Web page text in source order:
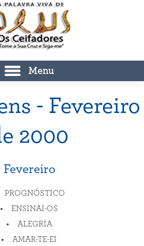
Menu
- Fevereiro
2000
Fevereiro
PROGNÓSTICO
ENSINAI-OS
ALEGRIA
AMAR-TE-EI